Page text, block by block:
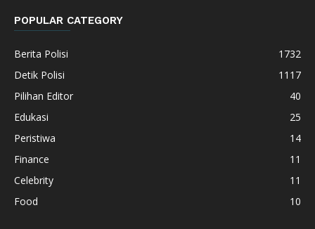
POPULAR CATEGORY
Berita Polisi
1732
Detik Polisi
1117
Pilihan Editor
40
Edukasi
25
Peristiwa
14
Finance
11
Celebrity
11
Food
10